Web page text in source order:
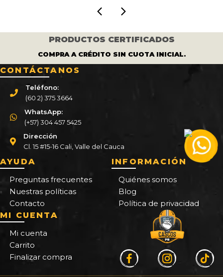
PRODUCTOS CERTIFICADOS
COMPRA A CRÉDITO SIN CUOTA INICIAL.
CONTÁCTANOS
Teléfono:
(60 2) 375 3664
WhatsApp:
(+57) 304 457 5425
Dirección
Cl. 15 #15-16 Cali, Valle del Cauca
AYUDA
Preguntas frecuentes
Nuestras políticas
Contacto
INFORMACIÓN
Quiénes somos
Blog
Política de privacidad
MI CUENTA
Mi cuenta
Carrito
Finalizar compra